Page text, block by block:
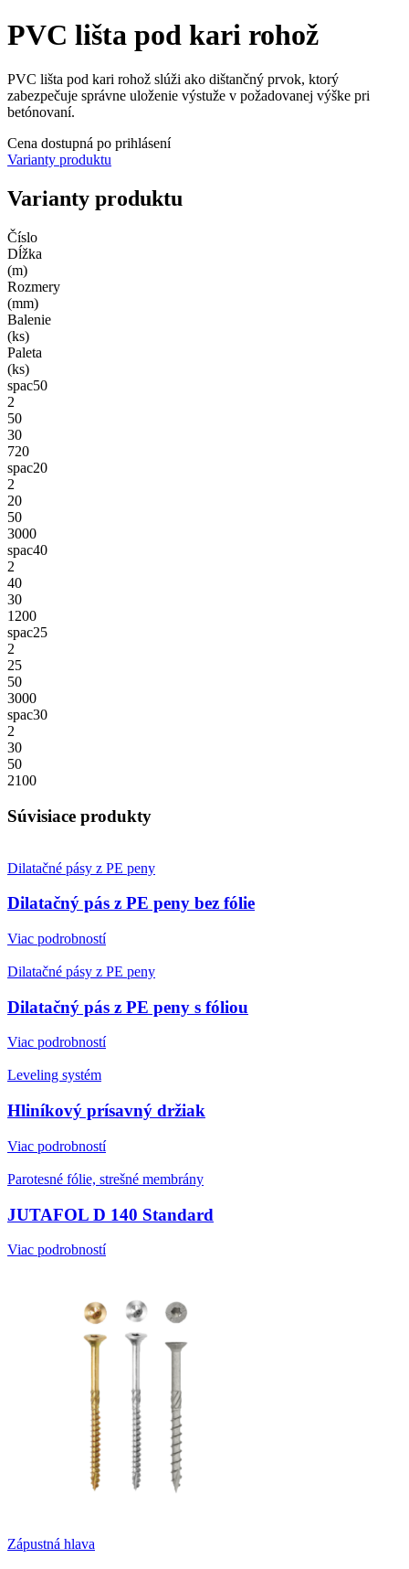
PVC lišta pod kari rohož
PVC lišta pod kari rohož slúži ako dištančný prvok, ktorý
zabezpečuje správne uloženie výstuže v požadovanej výške pri
betónovaní.
Cena dostupná po prihlásení
Varianty produktu
Varianty produktu
Číslo
Dĺžka
(m)
Rozmery
(mm)
Balenie
(ks)
Paleta
(ks)
spac50
2
50
30
720
spac20
2
20
50
3000
spac40
2
40
30
1200
spac25
2
25
50
3000
spac30
2
30
50
2100
Súvisiace produkty
Dilatačné pásy z PE peny
Dilatačný pás z PE peny bez fólie
Viac podrobností
Dilatačné pásy z PE peny
Dilatačný pás z PE peny s fóliou
Viac podrobností
Leveling systém
Hliníkový prísavný držiak
Viac podrobností
Parotesné fólie, strešné membrány
JUTAFOL D 140 Standard
Viac podrobností
Zápustná hlava